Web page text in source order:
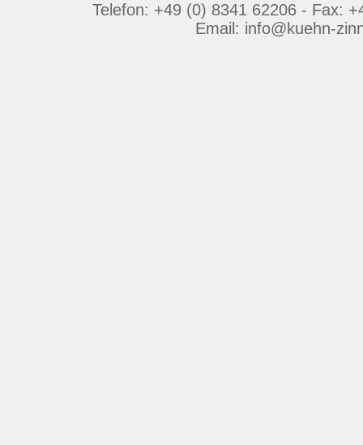
Telefon: +49 (0) 8341 62206 - Fax:
Email: info@kuehn-